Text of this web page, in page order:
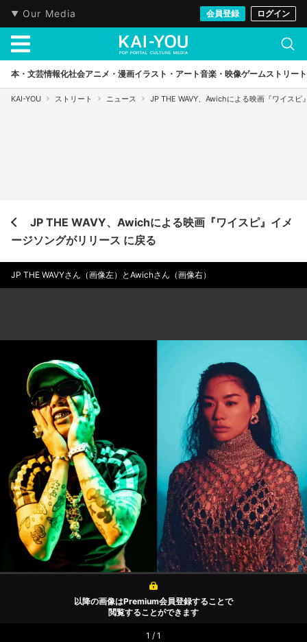
Our Media 会員登録 ログイン
本・文芸情報化社会アニメ・漫画イラスト・アート音楽・映像ゲームストリート
KAI-YOU ストリート ニュース JP THE WAVY、Awichによる映画『ワイスピ
JP THE WAVY、Awichによる映画『ワイスピ』イメ
ージソングがリリース に戻る
JP THE WAVYさん（画像左）とAwichさん（画像右）
以降の画像はPremium会員登録することで
閲覧することができます
1 / 1